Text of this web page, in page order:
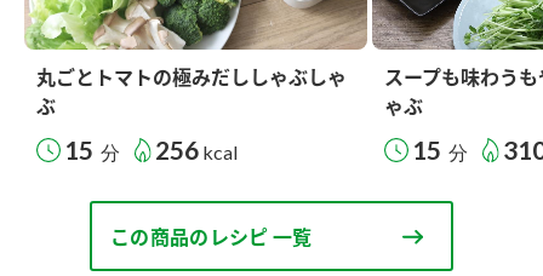
丸ごとトマトの極みだししゃぶしゃ
ぶ
15 分 256 kcal
スープも味わう
ゃぶ
15 分
この商品のレシピ 一覧